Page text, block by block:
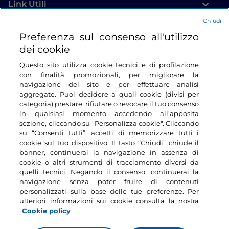
Link Utili
Login
Restiamo in contatto
Preferenza sul consenso all'utilizzo
dei cookie
Questo sito utilizza cookie tecnici e di profilazione
con finalità promozionali, per migliorare la
navigazione del sito e per effettuare analisi
aggregate. Puoi decidere a quali cookie (divisi per
categoria) prestare, rifiutare o revocare il tuo consenso
in qualsiasi momento accedendo all'apposita
sezione, cliccando su "Personalizza cookie". Cliccando
su “Consenti tutti”, accetti di memorizzare tutti i
cookie sul tuo dispositivo. Il tasto “Chiudi” chiude il
banner, continuerai la navigazione in assenza di
cookie o altri strumenti di tracciamento diversi da
quelli tecnici. Negando il consenso, continuerai la
navigazione senza poter fruire di contenuti
personalizzati sulla base delle tue preferenze. Per
ulteriori informazioni sui cookie consulta la nostra
Cookie policy
Chiudi